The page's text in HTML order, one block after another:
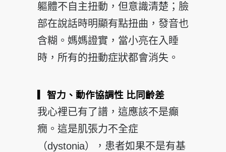
軀體不自主扭動，但意識清楚；臉
部在說話時明顯有點扭曲，發音也
含糊。媽媽證實，當小亮在入睡
時，所有的扭動症狀都會消失。
▎智力、動作協調性 比同齡差
我心裡已有了譜，這應該不是癲
癇。這是肌張力不全症
（dystonia），患者如果不是有基